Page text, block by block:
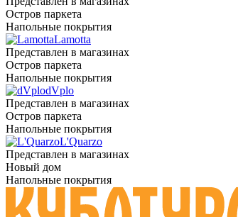
Остров паркета
Напольные покрытия
Lamotta
Представлен в магазинах
Остров паркета
Напольные покрытия
dVplo
Представлен в магазинах
Остров паркета
Напольные покрытия
L'Quarzo
Представлен в магазинах
Новый дом
Напольные покрытия